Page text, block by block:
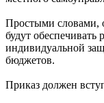
Простыми словами,
будут обеспечивать
индивидуальной
бюджетов.
Приказ должен